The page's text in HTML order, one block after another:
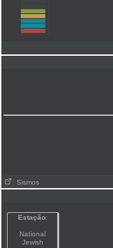
Sismos
Estação:
National
Jewish